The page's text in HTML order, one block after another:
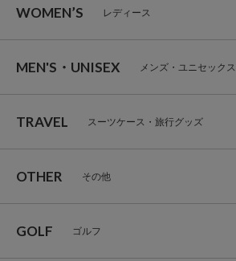
WOMEN’S レディース
MEN'S・UNISEX メンズ・ユニセックス
TRAVEL スーツケース・旅行グッズ
OTHER その他
GOLF ゴルフ